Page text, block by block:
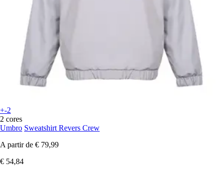
+-2
2 cores
Umbro Sweatshirt Revers Crew
A partir de € 79,99
€ 54,84